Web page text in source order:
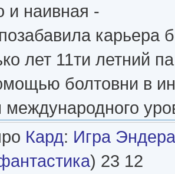
и наивная -
карьера
лет 11ти летний
болтовни в
международного
Кард: Игра
) 23 12